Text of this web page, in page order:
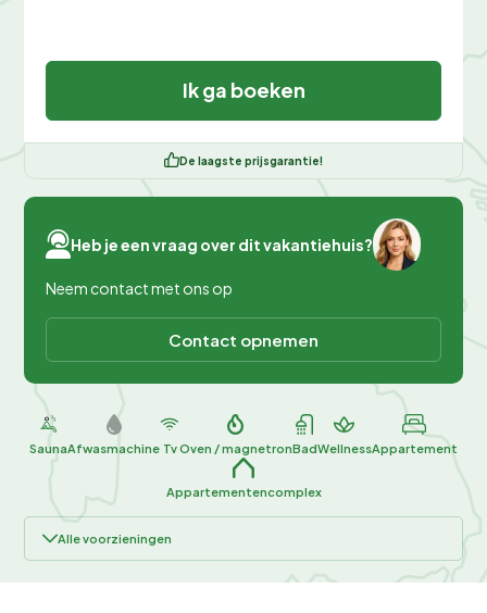
Ik ga boeken
De laagste prijsgarantie!
Heb je een vraag over dit vakantiehuis?
Neem contact met ons op
Contact opnemen
SaunaAfwasmachine TvOven / magnetronBadWellnessAppartement
Appartementencomplex
Alle voorzieningen